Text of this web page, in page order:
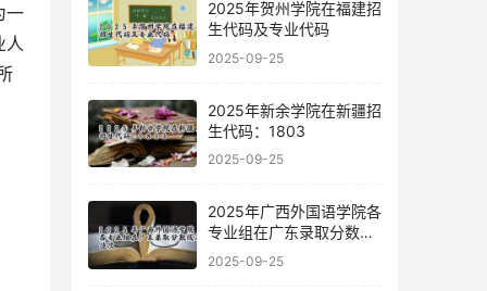
一
人
2025年贺州学院在福建招
生代码及专业代码
2025-09-25
2025年新余学院在新疆招
生代码：1803
2025-09-25
2025年广西外国语学院各
专业组在广东录取分数线
及位次
2025-09-25